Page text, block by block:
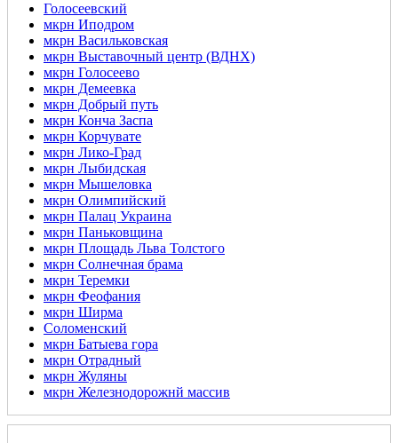
Голосеевский
мкрн Иподром
мкрн Васильковская
мкрн Выставочный центр (ВДНХ)
мкрн Голосеево
мкрн Демеевка
мкрн Добрый путь
мкрн Конча Заспа
мкрн Корчувате
мкрн Лико-Град
мкрн Лыбидская
мкрн Мышеловка
мкрн Олимпийский
мкрн Палац Украина
мкрн Паньковщина
мкрн Площадь Льва Толстого
мкрн Солнечная брама
мкрн Теремки
мкрн Феофания
мкрн Ширма
Соломенский
мкрн Батыева гора
мкрн Отрадный
мкрн Жуляны
мкрн Железнодорожнй массив